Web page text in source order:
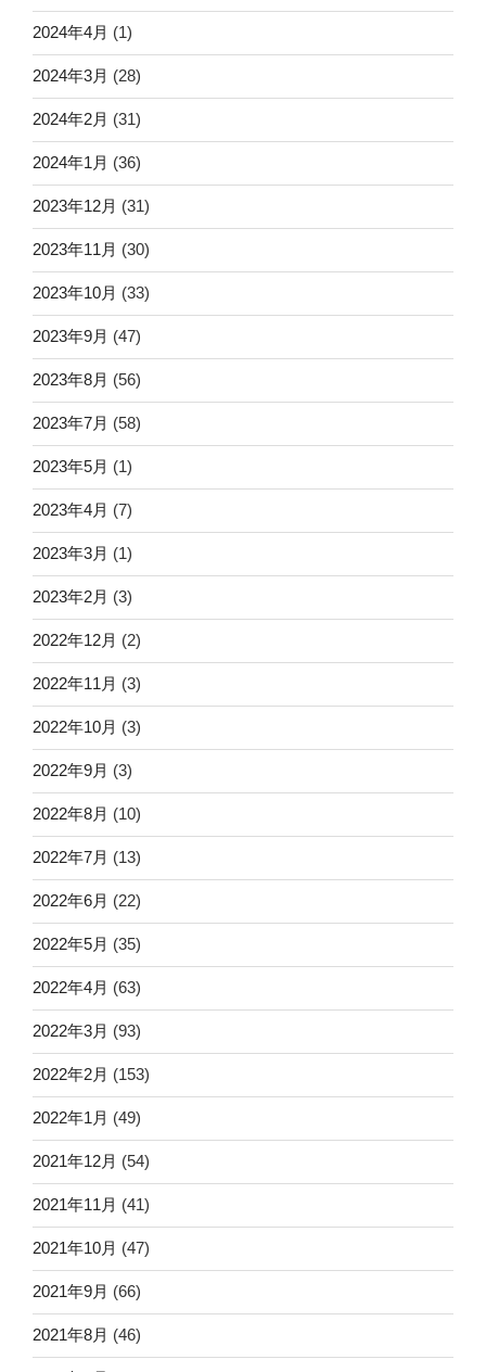
2024年4月 (1)
2024年3月 (28)
2024年2月 (31)
2024年1月 (36)
2023年12月 (31)
2023年11月 (30)
2023年10月 (33)
2023年9月 (47)
2023年8月 (56)
2023年7月 (58)
2023年5月 (1)
2023年4月 (7)
2023年3月 (1)
2023年2月 (3)
2022年12月 (2)
2022年11月 (3)
2022年10月 (3)
2022年9月 (3)
2022年8月 (10)
2022年7月 (13)
2022年6月 (22)
2022年5月 (35)
2022年4月 (63)
2022年3月 (93)
2022年2月 (153)
2022年1月 (49)
2021年12月 (54)
2021年11月 (41)
2021年10月 (47)
2021年9月 (66)
2021年8月 (46)